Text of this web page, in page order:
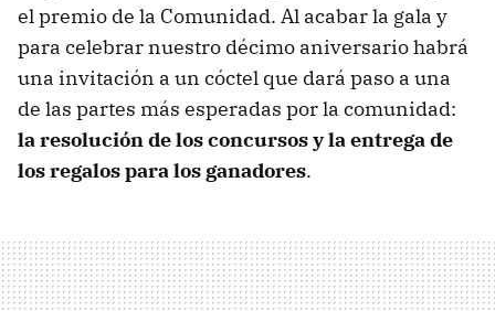
el premio de la Comunidad. Al acabar la gala y
para celebrar nuestro décimo aniversario habrá
una invitación a un cóctel que dará paso a una
de las partes más esperadas por la comunidad:
la resolución de los concursos y la entrega de
los regalos para los ganadores.